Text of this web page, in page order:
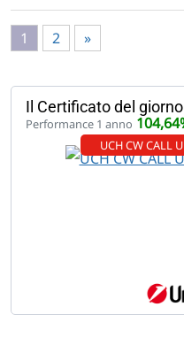
1 2 »
Il Certificato del giorno
Performance 1 anno
UCH CW CALL